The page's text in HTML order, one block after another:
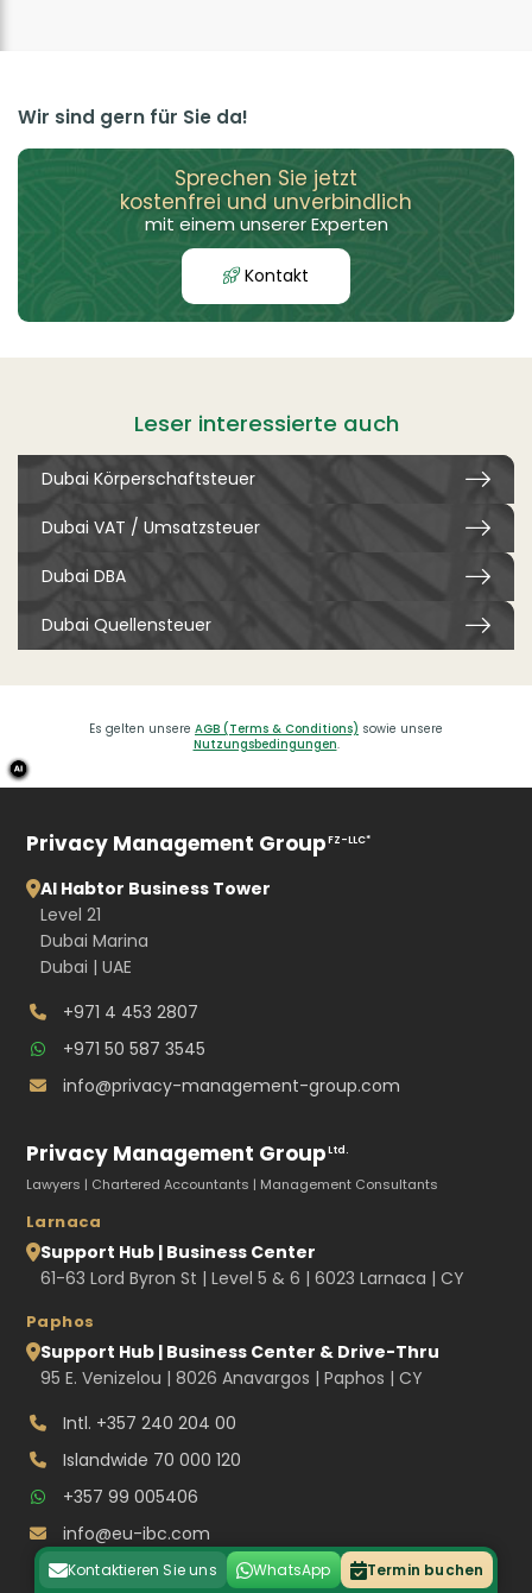
Wir sind gern für Sie da!
Sprechen Sie jetzt
kostenfrei und unverbindlich
mit einem unserer Experten
Kontakt
Leser interessierte auch
Dubai Körperschaftsteuer
Dubai VAT / Umsatzsteuer
Dubai DBA
Dubai Quellensteuer
Es gelten unsere AGB (Terms & Conditions) sowie unsere
Nutzungsbedingungen.
Kontaktieren Sie uns WhatsApp Termin buchen
Privacy Management GroupFZ-LLC*
Al Habtor Business Tower
Level 21
Dubai Marina
Dubai | UAE
+971 4 453 2807
+971 50 587 3545
info@privacy-management-group.com
Privacy Management GroupLtd.
Lawyers | Chartered Accountants | Management Consultants
Larnaca
Support Hub | Business Center
61-63 Lord Byron St | Level 5 & 6 | 6023 Larnaca | CY
Paphos
Support Hub | Business Center & Drive-Thru
95 E. Venizelou | 8026 Anavargos | Paphos | CY
Intl. +357 240 204 00
Islandwide 70 000 120
+357 99 005406
info@eu-ibc.com